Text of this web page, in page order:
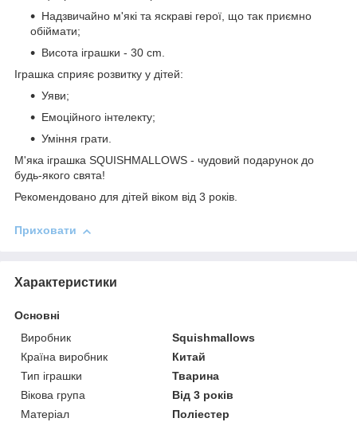
Надзвичайно м'які та яскраві герої, що так приємно
обіймати;
Висота іграшки - 30 cm.
Іграшка сприяє розвитку у дітей:
Уяви;
Емоційного інтелекту;
Уміння грати.
М'яка іграшка SQUISHMALLOWS - чудовий подарунок до
будь-якого свята!
Рекомендовано для дітей віком від 3 років.
Приховати
Характеристики
Основні
Виробник
Squishmallows
Країна виробник
Китай
Тип іграшки
Тварина
Вікова група
Від 3 років
Матеріал
Поліестер